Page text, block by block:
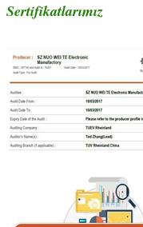
Sertifikatlarımız